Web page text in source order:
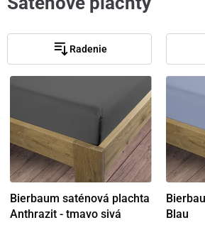
Radenie
Bierbaum saténová plachta
Anthrazit - tmavo sivá
Blau